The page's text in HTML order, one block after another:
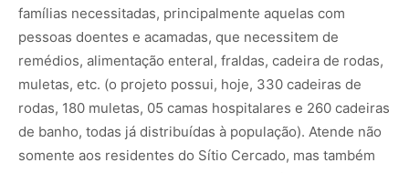
famílias necessitadas, principalmente aquelas com
pessoas doentes e acamadas, que necessitem de
remédios, alimentação enteral, fraldas, cadeira de rodas,
muletas, etc. (o projeto possui, hoje, 330 cadeiras de
rodas, 180 muletas, 05 camas hospitalares e 260 cadeiras
de banho, todas já distribuídas à população). Atende não
somente aos residentes do Sítio Cercado, mas também